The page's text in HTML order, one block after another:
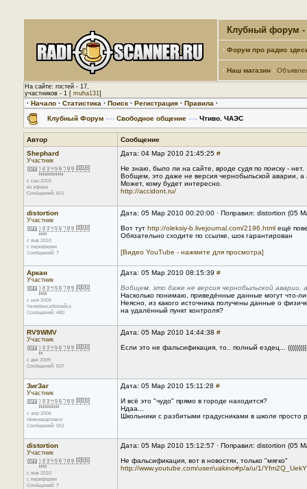
Клубный форум -
· Форум про радио
· Наш магазин ·
На сайте: гостей - 17,
участников - 1 [ muha131]
· Начало · Статистика · Поиск · Регистрация · Правила ·
Клубный Форум —› Свободное общение —› Чтиво. ЧАЭС
Автор
Сообщение
Shephard
Участник
с сен 2003
из эфира
Сообщений: 601
Дата: 04 Мар 2010 21:45:25 #
Не знаю, было ли на сайте, вроде судя по поиску - нет.
Вобщем, это даже не версия чернобыльской аварии,
Может, кому будет интересно.
http://accidont.ru/
distortion
Участник
с янв 2010
с периферии
Сообщений: 7
Дата: 05 Мар 2010 00:20:00 · Поправил: distortion (05
Вот тут http://oleksiy-b.livejournal.com/2196.html ещё
Обязательно сходите по ссылке, шок гарантирован
[Видео YouTube - нажмите для просмотра]
Аркан
Участник
с ноя 2009
Челябинск/Копейск
Сообщений: 480
Дата: 05 Мар 2010 08:15:39 #
Вобщем, это даже не версия чернобыльской
Насколько понимаю, приведённые данные могут что-
Неясно, из какого источника получены данные о
на удалённый пункт контроля?
RV9WMV
Участник
с дек 2009
Сообщений: 507
Дата: 05 Мар 2010 14:44:38 #
Если это не фальсификация, то.. полный ездец...
ЗигЗаг
Участник
с апр 2006
Нижневартовск
Сообщений: 552
Дата: 05 Мар 2010 15:11:28 #
И всё это "чудо" прямо в городе находится?
Ндаа...
Школьники с разбитыми градусниками в школе просто
distortion
Участник
с янв 2010
с периферии
Сообщений: 7
Дата: 05 Мар 2010 15:12:57 · Поправил: distortion (05
Не фальсификация, вот в новостях, только "мягко"
http://www.youtube.com/user/uakino#p/a/u/1/